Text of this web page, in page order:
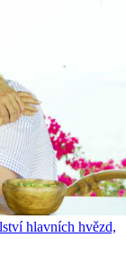
hlavních hvězd,